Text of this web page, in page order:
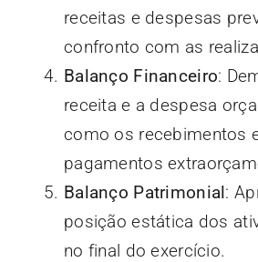
receitas e despesas
confronto com as
Balanço Financeiro:
receita e a despesa
como os recebimentos
pagamentos
Balanço Patrimonial:
posição estática dos
no final do exercício.